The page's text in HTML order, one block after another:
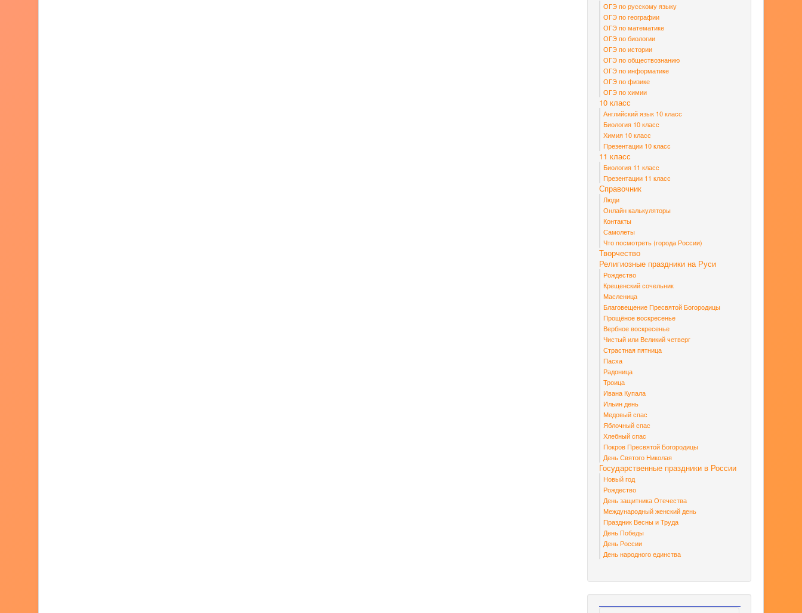
ОГЭ по русскому языку
ОГЭ по географии
ОГЭ по математике
ОГЭ по биологии
ОГЭ по истории
ОГЭ по обществознанию
ОГЭ по информатике
ОГЭ по физике
ОГЭ по химии
10 класс
Английский язык 10 класс
Биология 10 класс
Химия 10 класс
Презентации 10 класс
11 класс
Биология 11 класс
Презентации 11 класс
Справочник
Люди
Онлайн калькуляторы
Контакты
Самолеты
Что посмотреть (города России)
Творчество
Религиозные праздники на Руси
Рождество
Крещенский сочельник
Масленица
Благовещение Пресвятой Богородицы
Прощёное воскресенье
Вербное воскресенье
Чистый или Великий четверг
Страстная пятница
Пасха
Радоница
Троица
Ивана Купала
Ильин день
Медовый спас
Яблочный спас
Хлебный спас
Покров Пресвятой Богородицы
День Святого Николая
Государственные праздники в России
Новый год
Рождество
День защитника Отечества
Международный женский день
Праздник Весны и Труда
День Победы
День России
День народного единства